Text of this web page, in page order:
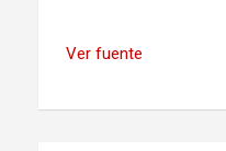
Ver fuente